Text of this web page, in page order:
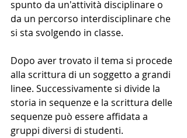
spunto da un'attività disciplinare o
da un percorso interdisciplinare che
si sta svolgendo in classe.
Dopo aver trovato il tema si procede
alla scrittura di un soggetto a grandi
linee. Successivamente si divide la
storia in sequenze e la scrittura delle
sequenze può essere affidata a
gruppi diversi di studenti.